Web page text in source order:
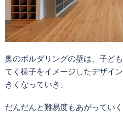
奥のボルダリングの壁は、子ど
てく様子をイメージしたデザイ
きくなっていき、
だんだんと難易度もあがってい